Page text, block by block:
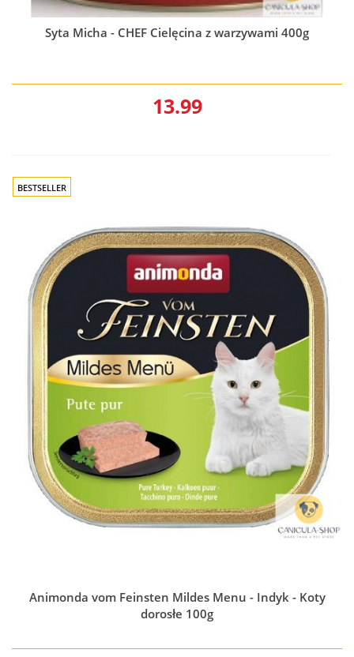
Syta Micha - CHEF Cielęcina z warzywami 400g
13.99
BESTSELLER
Animonda vom Feinsten Mildes Menu - Indyk - Koty
dorosłe 100g